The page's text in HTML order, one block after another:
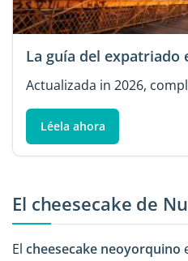
La guía del expatriado
Actualizada in 2026,
Léela ahora
El cheesecake de
El cheesecake neoyorquino